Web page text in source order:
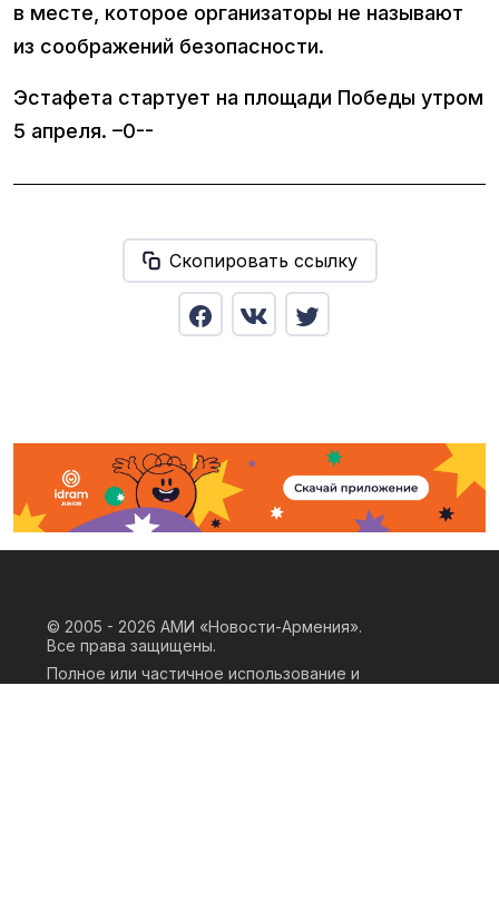
в месте, которое организаторы не называют
из соображений безопасности.
Эстафета стартует на площади Победы утром
5 апреля. –0--
Скопировать ссылку
© 2005 - 2026 АМИ «Новости-Армения».
Все права защищены.
Полное или частичное использование и